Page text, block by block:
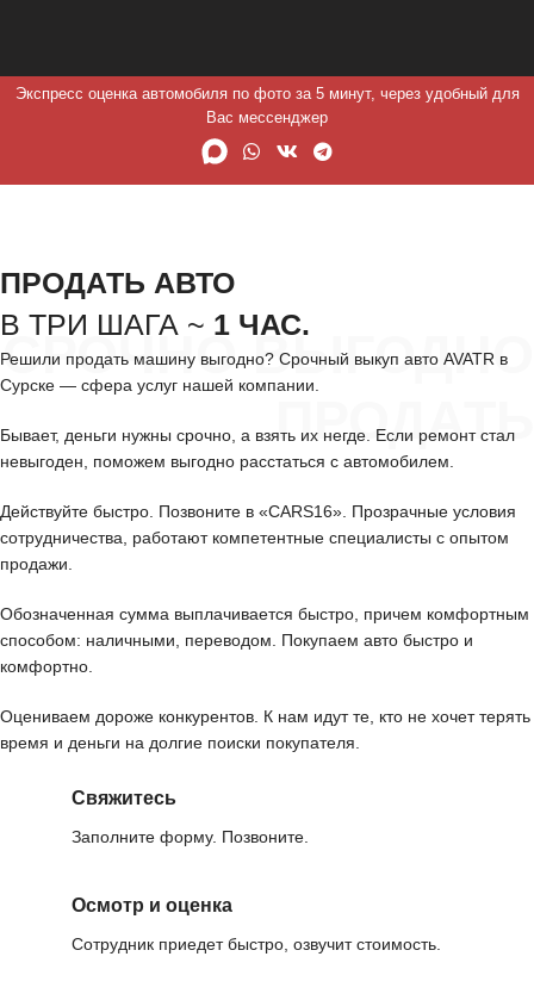
Экспресс оценка автомобиля по фото за 5 минут, через удобный для
Вас мессенджер
СРОЧНО ВЫГОДНО
ПРОДАТЬ
ПРОДАТЬ АВТО
В ТРИ ШАГА ~ 1 ЧАС.
Решили продать машину выгодно? Срочный выкуп авто AVATR в
Сурске — сфера услуг нашей компании.
Бывает, деньги нужны срочно, а взять их негде. Если ремонт стал
невыгоден, поможем выгодно расстаться с автомобилем.
Действуйте быстро. Позвоните в «CARS16». Прозрачные условия
сотрудничества, работают компетентные специалисты с опытом
продажи.
Обозначенная сумма выплачивается быстро, причем комфортным
способом: наличными, переводом. Покупаем авто быстро и
комфортно.
Оцениваем дороже конкурентов. К нам идут те, кто не хочет терять
время и деньги на долгие поиски покупателя.
Свяжитесь
Заполните форму. Позвоните.
Осмотр и оценка
Сотрудник приедет быстро, озвучит стоимость.